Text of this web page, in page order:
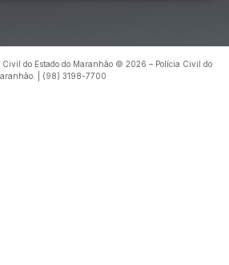
Civil do Estado do Maranhão © 2026 – Polícia Civil do
| (98) 3198-7700